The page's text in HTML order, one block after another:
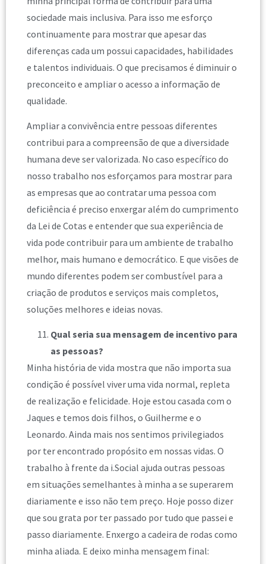
sociedade mais inclusiva. Para isso me esforço
continuamente para mostrar que apesar das
diferenças cada um possui capacidades, habilidades
e talentos individuais. O que precisamos é diminuir o
preconceito e ampliar o acesso a informação de
qualidade.
Ampliar a convivência entre pessoas diferentes
contribui para a compreensão de que a diversidade
humana deve ser valorizada. No caso específico do
nosso trabalho nos esforçamos para mostrar para
as empresas que ao contratar uma pessoa com
deficiência é preciso enxergar além do cumprimento
da Lei de Cotas e entender que sua experiência de
vida pode contribuir para um ambiente de trabalho
melhor, mais humano e democrático. E que visões de
mundo diferentes podem ser combustível para a
criação de produtos e serviços mais completos,
soluções melhores e ideias novas.
Qual seria sua mensagem de incentivo para
as pessoas?
Minha história de vida mostra que não importa sua
condição é possível viver uma vida normal, repleta
de realização e felicidade. Hoje estou casada com o
Jaques e temos dois filhos, o Guilherme e o
Leonardo. Ainda mais nos sentimos privilegiados
por ter encontrado propósito em nossas vidas. O
trabalho à frente da i.Social ajuda outras pessoas
em situações semelhantes à minha a se superarem
diariamente e isso não tem preço. Hoje posso dizer
que sou grata por ter passado por tudo que passei e
passo diariamente. Enxergo a cadeira de rodas como
minha aliada. E deixo minha mensagem final: